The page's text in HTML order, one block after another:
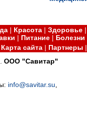
| Красота |Здоровье
| Питание| Болезни
Карта сайта| Партнеры
ООО "Савитар"
info@savitar.su